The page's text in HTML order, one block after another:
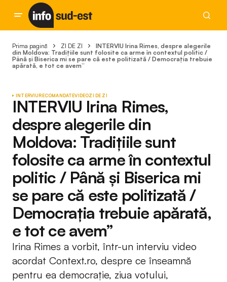
Prima pagină ZI DE ZI
INTERVIU Irina Rimes, despre alegerile
din Moldova: Tradițiile sunt folosite ca arme în contextul politic /
Până şi Biserica mi se pare că este politizată / Democraţia trebuie
apărată, e tot ce avem”
INTERVIURECOMANDATEVIDEOZI DE ZI
INTERVIU Irina Rimes,
despre alegerile din
Moldova: Tradițiile sunt
folosite ca arme în contextul
politic / Până şi Biserica mi
se pare că este politizată /
Democraţia trebuie apărată,
e tot ce avem”
Irina Rimes a vorbit, într-un interviu video
acordat Context.ro, despre ce înseamnă
pentru ea democraţie, ziua votului,